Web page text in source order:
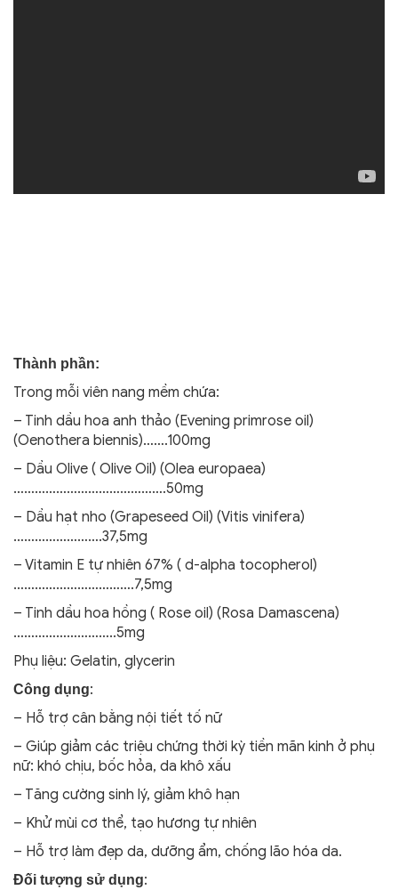
Thành phần:
Trong mỗi viên nang mềm chứa:
– Tinh dầu hoa anh thảo (Evening primrose oil)
(Oenothera biennis)…….100mg
– Dầu Olive ( Olive Oil) (Olea europaea)
…………………………………….50mg
– Dầu hạt nho (Grapeseed Oil) (Vitis vinifera)
…………………….37,5mg
– Vitamin E tự nhiên 67% ( d-alpha tocopherol)
…………………………….7,5mg
– Tinh dầu hoa hồng ( Rose oil) (Rosa Damascena)
………………………..5mg
Phụ liệu: Gelatin, glycerin
Công dụng:
– Hỗ trợ cân bằng nội tiết tố nữ
– Giúp giảm các triệu chứng thời kỳ tiền mãn kinh ở phụ
nữ: khó chịu, bốc hỏa, da khô xấu
– Tăng cường sinh lý, giảm khô hạn
– Khử mùi cơ thể, tạo hương tự nhiên
– Hỗ trợ làm đẹp da, dưỡng ẩm, chống lão hóa da.
Đối tượng sử dụng: